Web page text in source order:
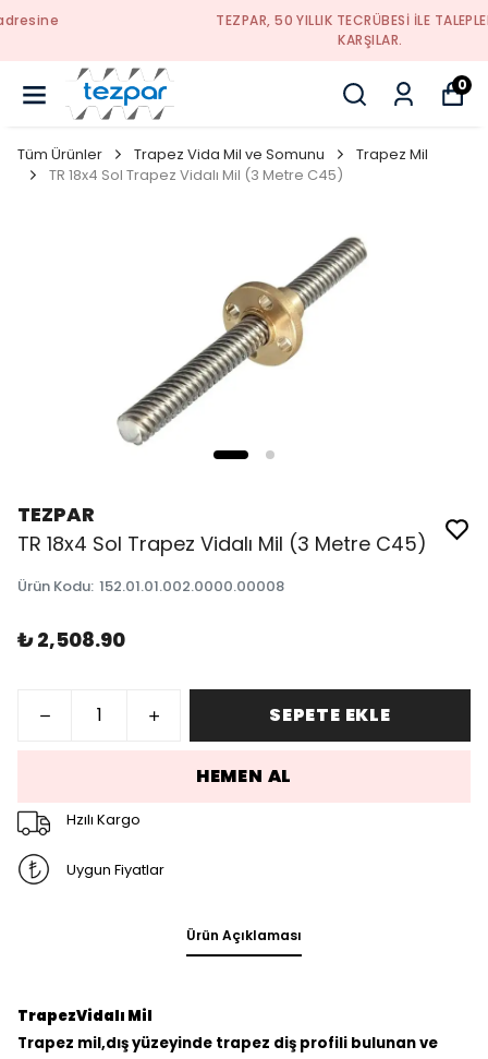
TEZPAR, 50 YILLIK TECRÜBESI ILE TALEPLERINIZI
0
Tüm Ürünler Trapez Vida Mil ve Somunu
Trapez Mil
TR 18x4 Sol Trapez Vidalı Mil (3 Metre C45)
TEZPAR
TR 18x4 Sol Trapez Vidalı Mil (3 Metre C45)
Ürün Kodu: 152.01.01.002.0000.00008
₺ 2,508.90
SEPETE EKLE
HEMEN AL
Hzılı Kargo
Uygun Fiyatlar
Ürün Açıklaması
TrapezVidalı Mil
Trapez mil,dış yüzeyinde trapez diş profili bulunan ve